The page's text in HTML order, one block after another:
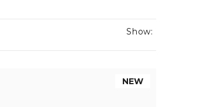
Show:
NEW